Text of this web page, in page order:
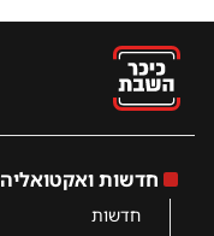
חדשות ואקטואליה
חדשות